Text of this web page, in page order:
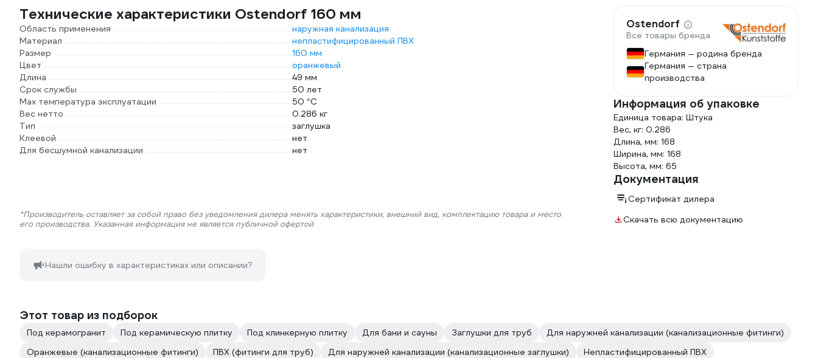
Технические характеристики Ostendorf 160 мм
Область применения
наружная канализация
Материал
непластифицированный ПВХ
Размер
160 мм
Цвет
оранжевый
Длина
49 мм
Срок службы
50 лет
Max температура эксплуатации
50 °С
Вес нетто
0.286 кг
Тип
заглушка
Клеевой
нет
Для бесшумной канализации
нет
*Производитель оставляет за собой право без уведомления дилера менять характеристики, внешний вид, комплектацию товара и место
его производства. Указанная информация не является публичной офертой
Нашли ошибку в характеристиках или описании?
Ostendorf
Все товары бренда
Германия — родина бренда
Германия — страна
производства
Информация об упаковке
Единица товара: Штука
Вес, кг: 0.286
Длина, мм: 168
Ширина, мм: 168
Высота, мм: 65
Документация
Сертификат дилера
Скачать всю документацию
Этот товар из подборок
Под керамогранит Под керамическую плитку Под клинкерную плитку Для бани и сауны Заглушки для труб
Для наружней канализации (канализационные фитинги)
Оранжевые (канализационные фитинги)
ПВХ (фитинги для труб) Для наружней канализации (канализационные заглушки)
Непластифицированный ПВХ